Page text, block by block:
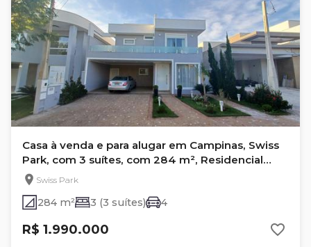
Casa à venda e para alugar em Campinas, Swiss
Park, com 3 suítes, com 284 m², Residencial
BaselSwiss Park
284 m² 3 (3 suítes) 4
R$ 1.990.000